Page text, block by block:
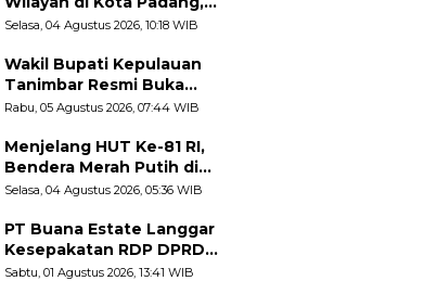
Proses Evakuasi Warga
Selasa, 04 Agustus 2026, 10:18 WIB
Wakil Bupati Kepulauan
Tanimbar Resmi Buka
Rangkaian Peringatan HUT
Diajak Perkuat Semangat
Nasionalisme
Rabu, 05 Agustus 2026, 07:44 WIB
Menjelang HUT Ke-81 RI,
Bendera Merah Putih di
Kantor Dinas Kehutanan
Selasa, 04 Agustus 2026, 05:36 WIB
PT Buana Estate Langgar
Kesepakatan RDP DPRD
Sumut: Pasang Pilar Tapal
Sabtu, 01 Agustus 2026, 13:41 WIB